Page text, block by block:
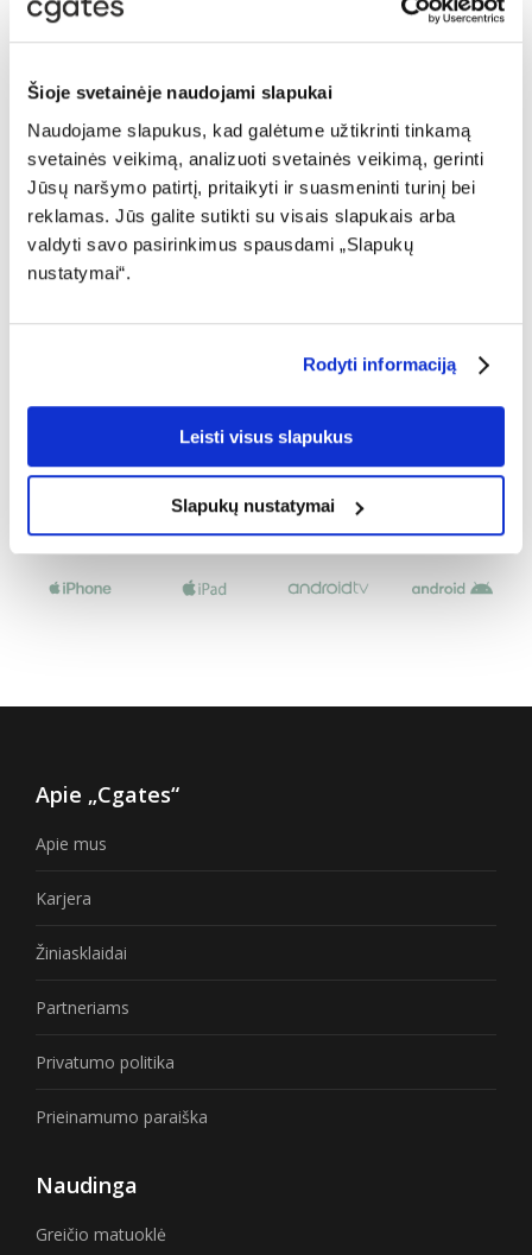
Šioje svetainėje naudojami slapukai
Naudojame slapukus, kad galėtume užtikrinti tinkamą
svetainės veikimą, analizuoti svetainės veikimą, gerinti
Jūsų naršymo patirtį, pritaikyti ir suasmeninti turinį bei
reklamas. Jūs galite sutikti su visais slapukais arba
valdyti savo pasirinkimus spausdami „Slapukų
nustatymai“.
Rodyti informaciją
Leisti visus slapukus
Slapukų nustatymai
Kad ir kokį CGATES TV planą įsigysite, net 4 skirtingus
ekranus matysite nemokamai!
TELEFONE
KOMPIUTERYJE TELEVIZORIUJE
Apie „Cgates“
Apie mus
Karjera
Žiniasklaidai
Partneriams
Privatumo politika
Prieinamumo paraiška
Naudinga
Greičio matuoklė